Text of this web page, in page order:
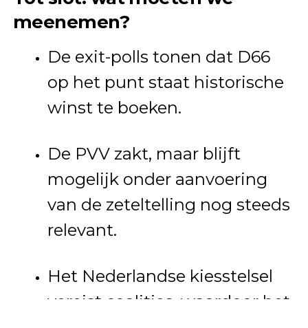
meenemen?
De exit-polls tonen dat D66
op het punt staat historische
winst te boeken.
De PVV zakt, maar blijft
mogelijk onder aanvoering
van de zeteltelling nog steeds
relevant.
Het Nederlandse kiesstelsel
vereist coalities, waardoor het